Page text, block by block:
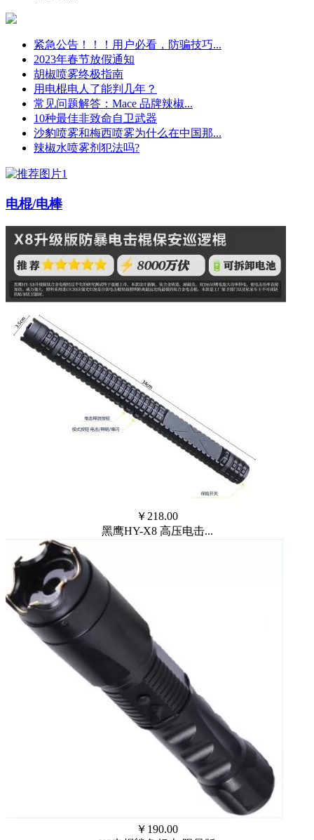
紧急公告！！！用户必看，防骗技巧...
2023年春节放假通知
胡椒喷雾终极指南
用电棍电人了能判几年？
常见问题解答：Mace 品牌辣椒...
10种最佳非致命自卫武器
沙豹喷雾和梅西喷雾为什么在中国那...
辣椒水喷雾剂犯法吗?
电棍/电棒
￥218.00
黑鹰HY-X8 高压电击...
￥ 190.00